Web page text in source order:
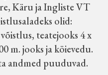
Käru ja Ingliste VT
olid:
teatejooks 4 x
m. jooks ja köievedu.
andmed puuduvad.